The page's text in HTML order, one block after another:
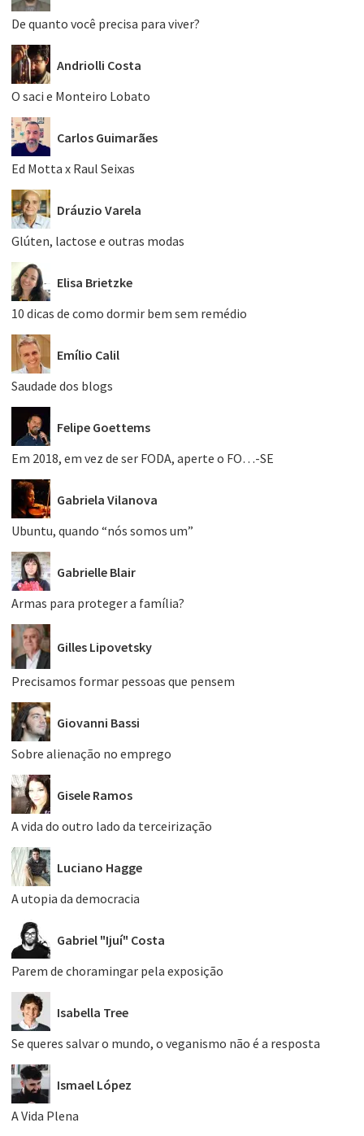
De quanto você precisa para viver?
Andriolli Costa
O saci e Monteiro Lobato
Carlos Guimarães
Ed Motta x Raul Seixas
Dráuzio Varela
Glúten, lactose e outras modas
Elisa Brietzke
10 dicas de como dormir bem sem remédio
Emílio Calil
Saudade dos blogs
Felipe Goettems
Em 2018, em vez de ser FODA, aperte o FO…-SE
Gabriela Vilanova
Ubuntu, quando “nós somos um”
Gabrielle Blair
Armas para proteger a família?
Gilles Lipovetsky
Precisamos formar pessoas que pensem
Giovanni Bassi
Sobre alienação no emprego
Gisele Ramos
A vida do outro lado da terceirização
Luciano Hagge
A utopia da democracia
Gabriel "Ijuí" Costa
Parem de choramingar pela exposição
Isabella Tree
Se queres salvar o mundo, o veganismo não é a resposta
Ismael López
A Vida Plena